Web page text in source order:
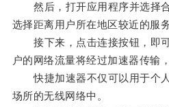
然后，打开应用程序并选择
选择距离用户所在地区较近的服务
接下来，点击连接按钮，即可
户的网络流量将经过加速器传输
快捷加速器不仅可以用于个
场所的无线网络中。